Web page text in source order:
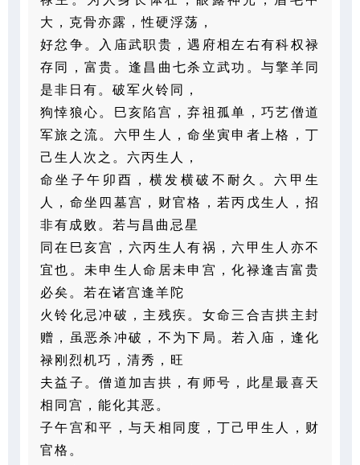
大，克骨亦露，性硬浮荡，
好忿争。入庙武职贵，遇府相左右有科权禄
存同，富贵。逢昌曲七杀立武功。与擎羊同
是非日有。破军火铃同，
狗悻狼心。巳亥陷宫，弃祖孤单，巧艺僧道
军旅之流。六甲生人，命坐寅申者上格，丁
己生人次之。六丙生人，
命坐子午卯酉，横发横破不耐久。六甲生
人，命坐四墓宫，财官格，若丙戊生人，招
非有成败。若与昌曲忌星
同在巳亥宫，六丙生人有祸，六甲生人亦不
宜也。未申生人命居未申宫，化禄逢吉富贵
必矣。若在诸宫逢羊陀
火铃化忌冲破，主残疾。女命三合吉拱主封
赠，虽恶杀冲破，不为下局。若入庙，逢化
禄刚烈机巧，清秀，旺
夫益子。僧道加吉拱，有师号，此星最喜天
相同宫，能化其恶。
子午宫和平，与天相同度，丁己甲生人，财
官格。